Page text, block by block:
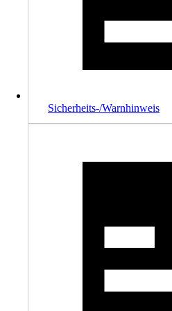
Sicherheits-/Warnhinweis